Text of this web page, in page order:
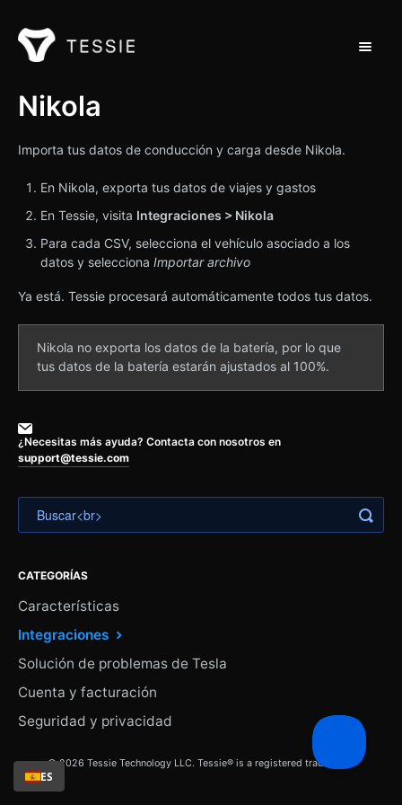
Ponte en contacto con
Nikola
Importa tus datos de conducción y carga desde Nikola.
En Nikola, exporta tus datos de viajes y gastos
En Tessie, visita Integraciones > Nikola
Para cada CSV, selecciona el vehículo asociado a los
datos y selecciona Importar archivo
Ya está. Tessie procesará automáticamente todos tus datos.
Nikola no exporta los datos de la batería, por lo que
tus datos de la batería estarán ajustados al 100%.
¿Necesitas más ayuda? Contacta con nosotros en
support@tessie.com
CATEGORÍAS
Características
Integraciones
Solución de problemas de Tesla
Cuenta y facturación
Seguridad y privacidad
© 2026 Tessie Technology LLC. Tessie® is a registered trademark.
ES